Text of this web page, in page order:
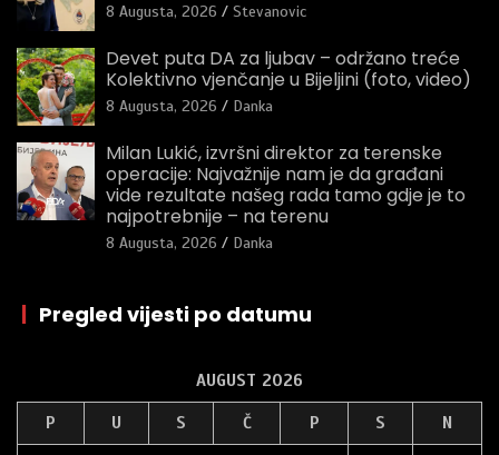
8 Augusta, 2026 Stevanovic
Devet puta DA za ljubav – održano treće
Kolektivno vjenčanje u Bijeljini (foto, video)
8 Augusta, 2026 Danka
Milan Lukić, izvršni direktor za terenske
operacije: Najvažnije nam je da građani
vide rezultate našeg rada tamo gdje je to
najpotrebnije – na terenu
8 Augusta, 2026 Danka
| Pregled vijesti po datumu
AUGUST 2026
P U S Č P S N